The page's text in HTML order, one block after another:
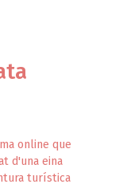
online que
d'una eina
turística